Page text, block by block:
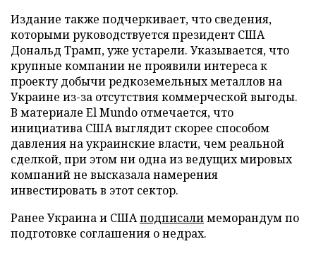
Издание также подчеркивает, что сведения,
которыми руководствуется президент США
Дональд Трамп, уже устарели. Указывается, что
крупные компании не проявили интереса к
проекту добычи редкоземельных металлов на
Украине из-за отсутствия коммерческой выгоды.
В материале El Mundo отмечается, что
инициатива США выглядит скорее способом
давления на украинские власти, чем реальной
сделкой, при этом ни одна из ведущих мировых
компаний не высказала намерения
инвестировать в этот сектор.
Ранее Украина и СШАподписалимеморандум по
подготовке соглашения о недрах.